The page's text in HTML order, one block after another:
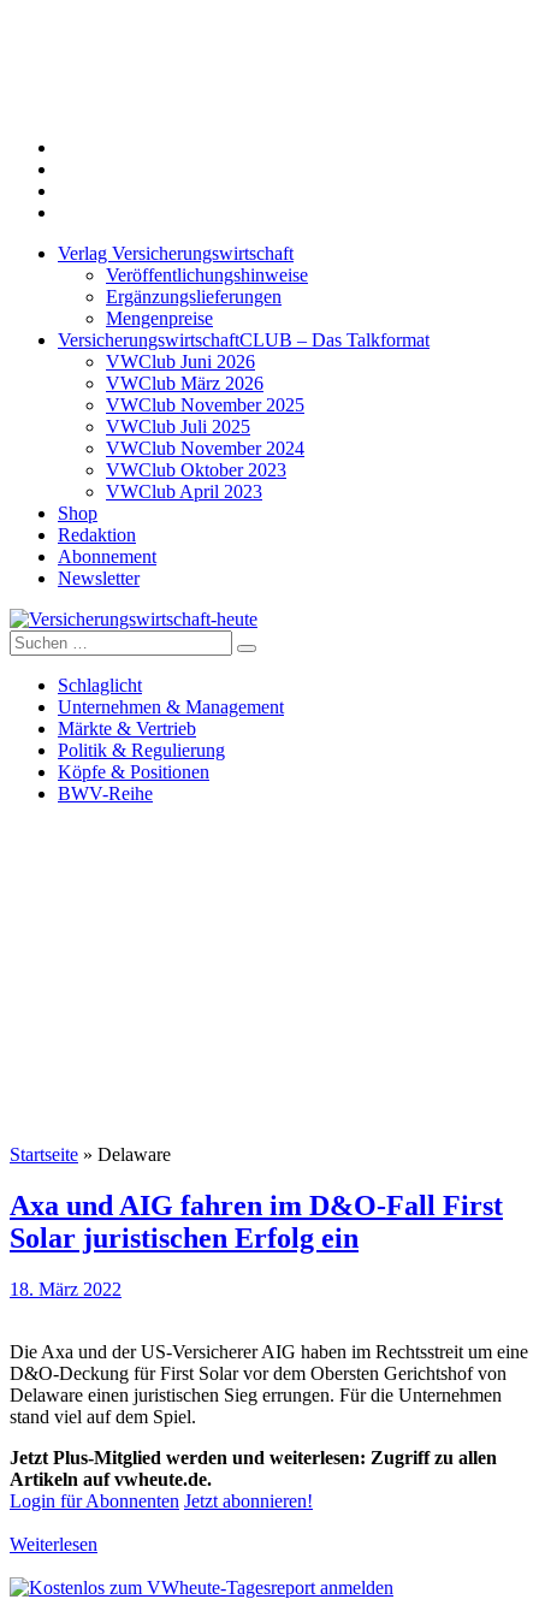
Verlag Versicherungswirtschaft
Veröffentlichungshinweise
Ergänzungslieferungen
Mengenpreise
VersicherungswirtschaftCLUB – Das Talkformat
VWClub Juni 2026
VWClub März 2026
VWClub November 2025
VWClub Juli 2025
VWClub November 2024
VWClub Oktober 2023
VWClub April 2023
Shop
Redaktion
Abonnement
Newsletter
Versicherungswirtschaft-heute
Suche
nach:
Schlaglicht
Unternehmen & Management
Märkte & Vertrieb
Politik & Regulierung
Köpfe & Positionen
BWV-Reihe
Startseite » Delaware
Axa und AIG fahren im D&O-Fall First
Solar juristischen Erfolg ein
18. März 2022
Die Axa und der US-Versicherer AIG haben im Rechtsstreit um eine
D&O-Deckung für First Solar vor dem Obersten Gerichtshof von
Delaware einen juristischen Sieg errungen. Für die Unternehmen
stand viel auf dem Spiel.
Jetzt Plus-Mitglied werden und weiterlesen: Zugriff zu allen
Artikeln auf vwheute.de.
Login für Abonnenten Jetzt abonnieren!
Weiterlesen